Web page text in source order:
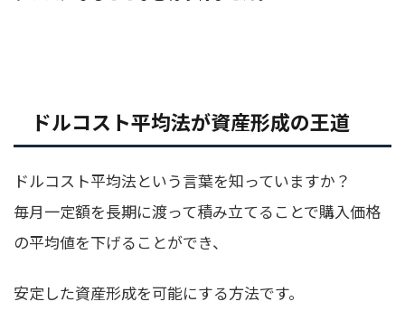
ドルコスト平均法が資産形成の王道
ドルコスト平均法という言葉を知っていますか？
毎月一定額を長期に渡って積み立てることで購入価格
の平均値を下げることができ、
安定した資産形成を可能にする方法です。